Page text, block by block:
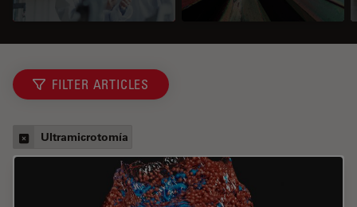
FILTER ARTICLES
Ultramicrotomía